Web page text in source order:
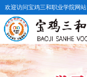
欢迎访问宝鸡三和职业学院网站